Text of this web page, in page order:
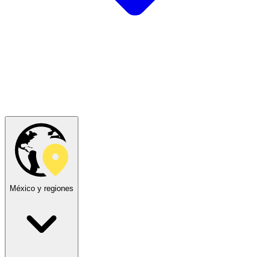
México y regiones